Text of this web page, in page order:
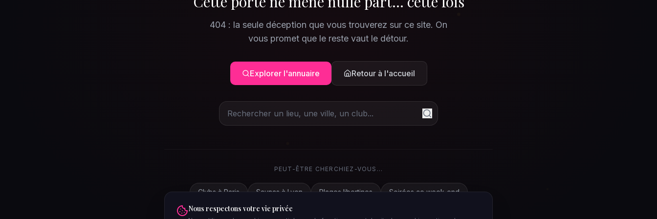
404 : la seule déception que vous trouverez sur ce site. On
vous promet que le reste vaut le détour.
Explorer l'annuaire Retour à l'accueil
PEUT-ÊTRE CHERCHIEZ-VOUS...
Clubs à Paris Saunas à Lyon Plages libertines Soirées ce week-end
Nous respectons votre vie privée